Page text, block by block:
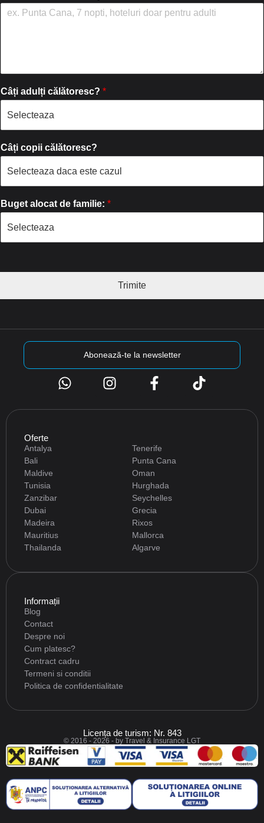
Câți adulți călătoresc? *
Câți copii călătoresc?
Buget alocat de familie: *
Trimite
Abonează-te la newsletter
Oferte
Antalya
Tenerife
Bali
Punta Cana
Maldive
Oman
Tunisia
Hurghada
Zanzibar
Seychelles
Dubai
Grecia
Madeira
Rixos
Mauritius
Mallorca
Thailanda
Algarve
Informații
Blog
Contact
Despre noi
Cum platesc?
Contract cadru
Termeni si conditii
Politica de confidentialitate
Licența de turism: Nr. 843
© 2016 - 2026 - by Travel & Insurance LGT